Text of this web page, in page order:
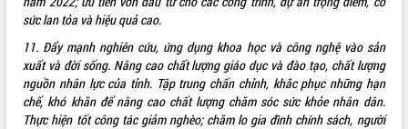
Gặp mặt các cơ quan báo chí nhân Kỷ
niệm 101 năm Ngày Báo chí Cách
mạng Việt Nam
Đắk Lắk sơ kết 4 năm triển khai thực
hiện Đề án 06 của Chính phủ
Họp báo thông tin về Hội nghị Công bố
sức lan tỏa và hiệu quả cao.
11. Đẩy mạnh nghiên cứu, ứng dụng khoa học và công nghệ vào sản
xuất và đời sống. Nâng cao chất lượng giáo dục và đào tạo, chất lượng
nguồn nhân lực của tỉnh. Tập trung chấn chỉnh, khắc phục những hạn
chế, khó khăn để nâng cao chất lượng chăm sóc sức khỏe nhân dân.
Thực hiện tốt công tác giảm nghèo; chăm lo gia đình chính sách, người